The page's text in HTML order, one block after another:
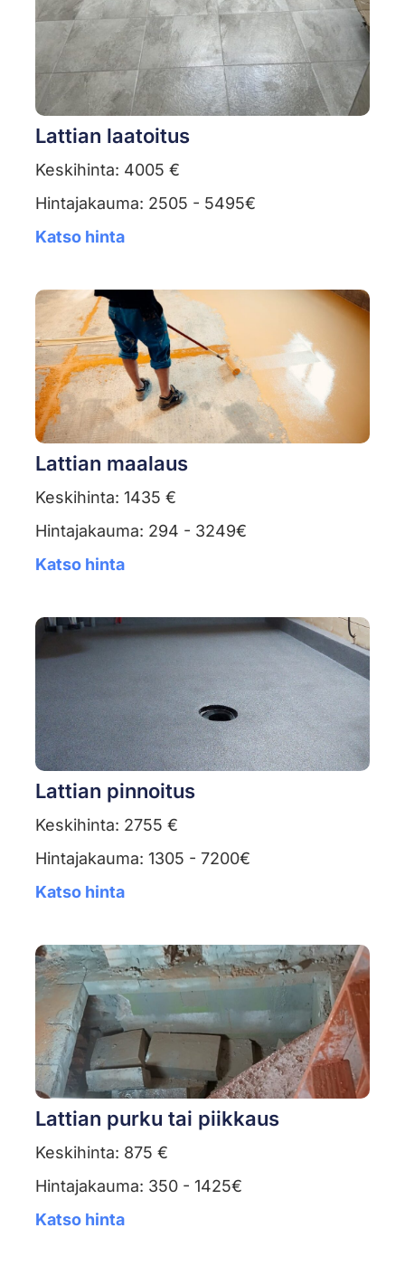
Lattian laatoitus
Keskihinta: 4005 €
Hintajakauma: 2505 - 5495€
Katso hinta
Lattian maalaus
Keskihinta: 1435 €
Hintajakauma: 294 - 3249€
Katso hinta
Lattian pinnoitus
Keskihinta: 2755 €
Hintajakauma: 1305 - 7200€
Katso hinta
Lattian purku tai piikkaus
Keskihinta: 875 €
Hintajakauma: 350 - 1425€
Katso hinta